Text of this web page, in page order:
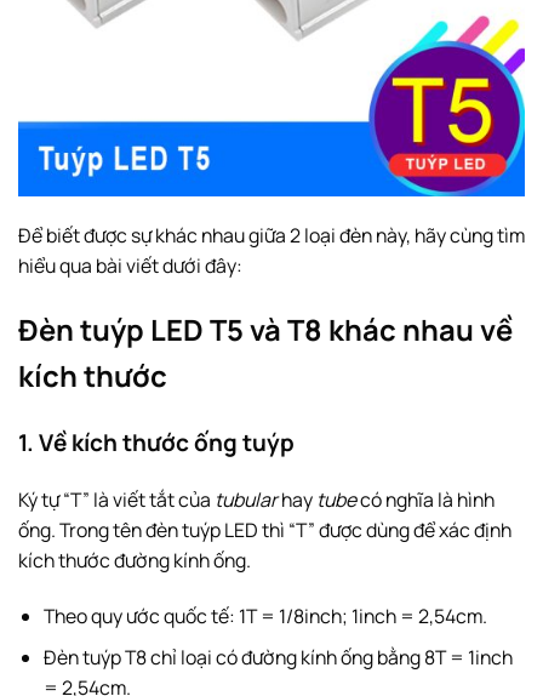
Để biết được sự khác nhau giữa 2 loại đèn này, hãy cùng tìm
hiểu qua bài viết dưới đây:
Đèn tuýp LED T5 và T8 khác nhau về
kích thước
1. Về kích thước ống tuýp
Ký tự “T” là viết tắt của tubularhay tubecó nghĩa là hình
ống. Trong tên đèn tuýp LED thì “T” được dùng để xác định
kích thước đường kính ống.
Theo quy ước quốc tế: 1T = 1/8inch; 1inch = 2,54cm.
Đèn tuýp T8 chỉ loại có đường kính ống bằng 8T = 1inch
= 2,54cm.